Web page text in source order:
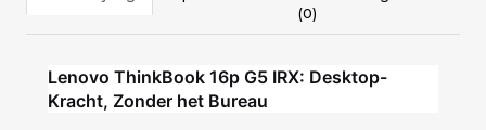
(0)
Lenovo ThinkBook 16p G5 IRX: Desktop-
Kracht, Zonder het Bureau